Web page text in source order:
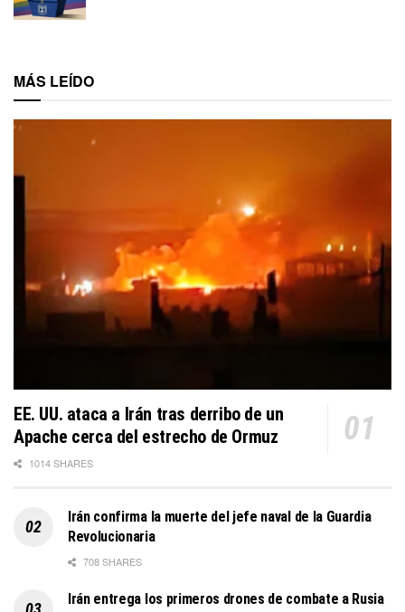
MÁS LEÍDO
EE. UU. ataca a Irán tras derribo de un
Apache cerca del estrecho de Ormuz
1014 SHARES
Irán confirma la muerte del jefe naval de la Guardia
Revolucionaria
708 SHARES
Irán entrega los primeros drones de combate a Rusia